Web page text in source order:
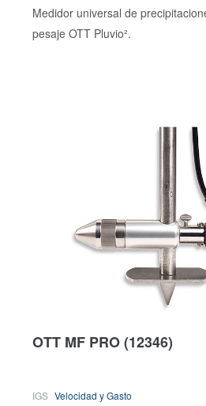
Medidor universal de
pesaje OTT Pluvio².
OTT MF PRO(12346)
IGS Velocidad y Gasto